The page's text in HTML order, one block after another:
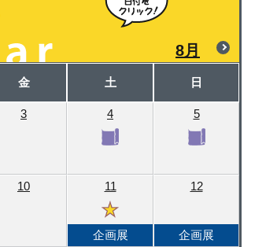
8月
金 土 日
3 4 5
10 11
企画展
12
企画展